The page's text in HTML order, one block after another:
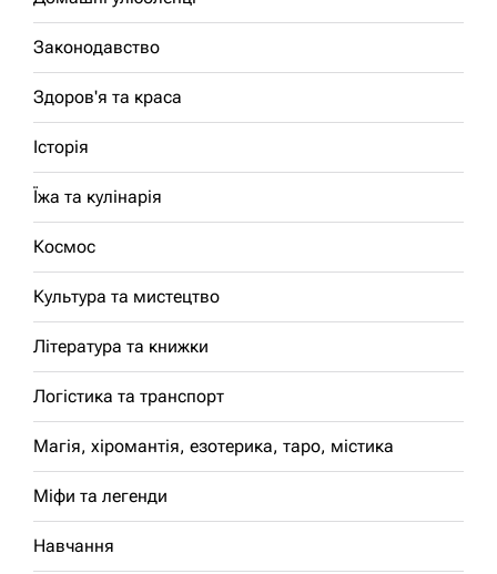
Законодавство
Здоров'я та краса
Історія
Їжа та кулінарія
Космос
Культура та мистецтво
Література та книжки
Логістика та транспорт
Магія, хіромантія, езотерика, таро, містика
Міфи та легенди
Навчання